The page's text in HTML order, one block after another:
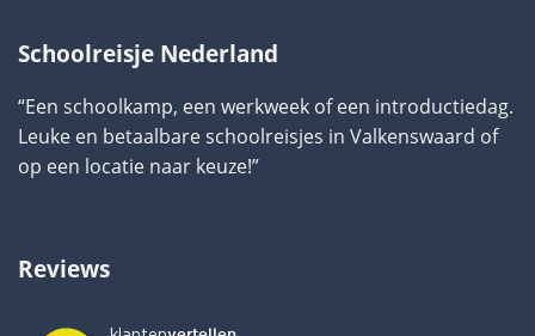
Schoolreisje Nederland
“Een schoolkamp, een werkweek of een introductiedag.
Leuke en betaalbare schoolreisjes in Valkenswaard of
op een locatie naar keuze!”
Reviews